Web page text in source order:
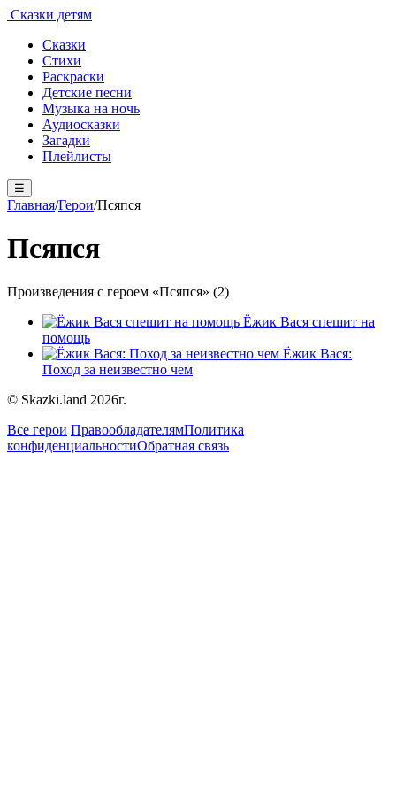
Сказки детям
Сказки
Стихи
Раскраски
Детские песни
Музыка на ночь
Аудиосказки
Загадки
Плейлисты
☰
Главная/Герои/Псяпся
Псяпся
Произведения с героем «Псяпся» (2)
Ёжик Вася спешит на
помощь
Ёжик Вася:
Поход за неизвестно чем
© Skazki.land 2026г.
Все герои ПравообладателямПолитика
конфиденциальностиОбратная связь